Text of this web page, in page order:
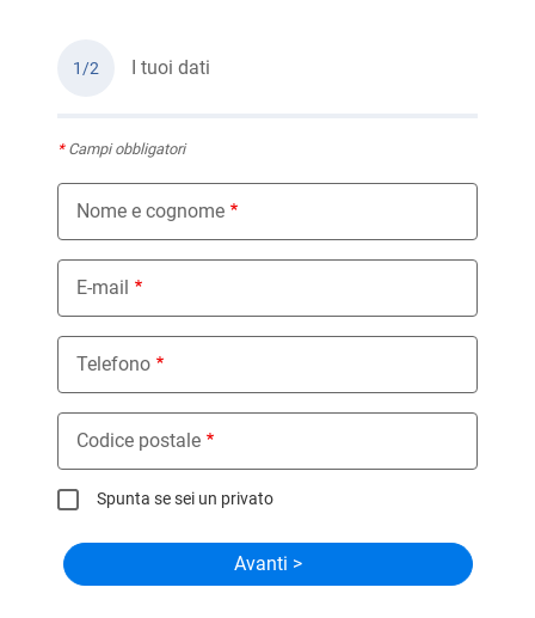
1/2 I tuoi dati
*Campi obbligatori
Nome e cognome
E-mail
Telefono
Codice postale
Spunta se sei un privato